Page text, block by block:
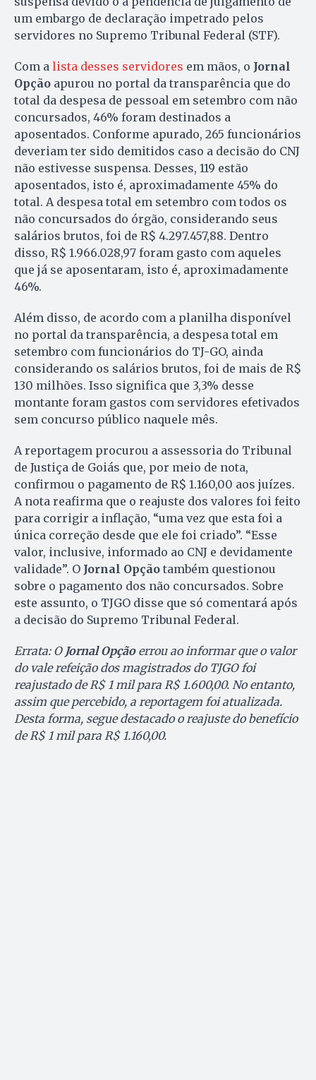
um embargo de declaração impetrado pelos
servidores no Supremo Tribunal Federal (STF).
Com a lista desses servidores em mãos, o Jornal
Opção apurou no portal da transparência que do
total da despesa de pessoal em setembro com não
concursados, 46% foram destinados a
aposentados. Conforme apurado, 265 funcionários
deveriam ter sido demitidos caso a decisão do CNJ
não estivesse suspensa. Desses, 119 estão
aposentados, isto é, aproximadamente 45% do
total. A despesa total em setembro com todos os
não concursados do órgão, considerando seus
salários brutos, foi de R$ 4.297.457,88. Dentro
disso, R$ 1.966.028,97 foram gasto com aqueles
que já se aposentaram, isto é, aproximadamente
46%.
Além disso, de acordo com a planilha disponível
no portal da transparência, a despesa total em
setembro com funcionários do TJ-GO, ainda
considerando os salários brutos, foi de mais de R$
130 milhões. Isso significa que 3,3% desse
montante foram gastos com servidores efetivados
sem concurso público naquele mês.
A reportagem procurou a assessoria do Tribunal
de Justiça de Goiás que, por meio de nota,
confirmou o pagamento de R$ 1.160,00 aos juízes.
A nota reafirma que o reajuste dos valores foi feito
para corrigir a inflação, “uma vez que esta foi a
única correção desde que ele foi criado”. “Esse
valor, inclusive, informado ao CNJ e devidamente
validade”. O Jornal Opção também questionou
sobre o pagamento dos não concursados. Sobre
este assunto, o TJGO disse que só comentará após
a decisão do Supremo Tribunal Federal.
Errata: O Jornal Opçãoerrou ao informar que o valor
do vale refeição dos magistrados do TJGO foi
reajustado de R$ 1 mil para R$ 1.600,00. No entanto,
assim que percebido, a reportagem foi atualizada.
Desta forma, segue destacado o reajuste do benefício
de R$ 1 mil para R$ 1.160,00.